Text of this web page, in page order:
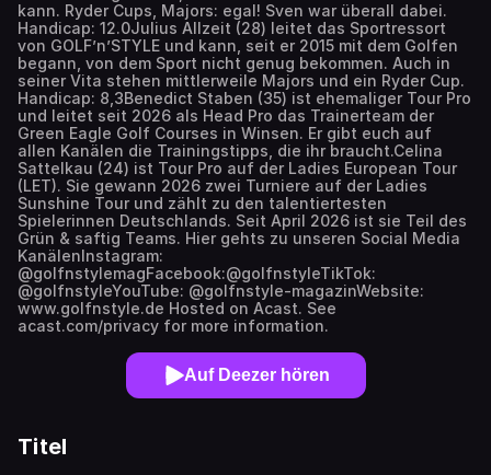
kann. Ryder Cups, Majors: egal! Sven war überall dabei.
Handicap: 12.0Julius Allzeit (28) leitet das Sportressort
von GOLF’n’STYLE und kann, seit er 2015 mit dem Golfen
begann, von dem Sport nicht genug bekommen. Auch in
seiner Vita stehen mittlerweile Majors und ein Ryder Cup.
Handicap: 8,3Benedict Staben (35) ist ehemaliger Tour Pro
und leitet seit 2026 als Head Pro das Trainerteam der
Green Eagle Golf Courses in Winsen. Er gibt euch auf
allen Kanälen die Trainingstipps, die ihr braucht.Celina
Sattelkau (24) ist Tour Pro auf der Ladies European Tour
(LET). Sie gewann 2026 zwei Turniere auf der Ladies
Sunshine Tour und zählt zu den talentiertesten
Spielerinnen Deutschlands. Seit April 2026 ist sie Teil des
Grün & saftig Teams. Hier gehts zu unseren Social Media
KanälenInstagram:
@golfnstylemagFacebook:@golfnstyleTikTok:
@golfnstyleYouTube: @golfnstyle-magazinWebsite:
www.golfnstyle.de Hosted on Acast. See
acast.com/privacy for more information.
Auf Deezer hören
Titel